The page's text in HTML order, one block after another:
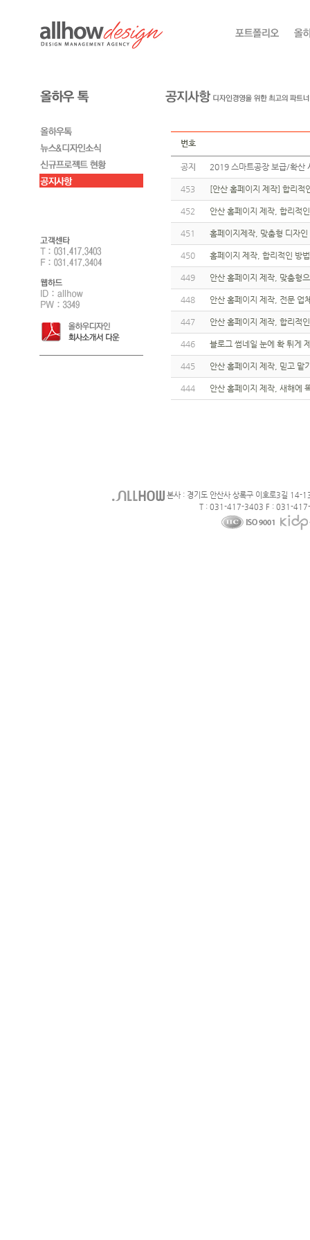
번호
공지 2019 스마트공장 보급/확
453 [안산 홈페이지 제작] 합리적
452 안산 홈페이지 제작, 합리적
451 홈페이지제작, 맞춤형 디자
450 홈페이지 제작, 합리적인 방
449 안산 홈페이지 제작, 맞춤형
448 안산 홈페이지 제작, 전문 업
447 안산 홈페이지 제작, 합리적
446 블로그 썸네일 눈에 확 튀게
445 안산 홈페이지 제작, 믿고 맡
444 안산 홈페이지 제작, 새해에
본사 : 경기도 안산사 상록구 이호로3길 14-
T : 031-417-3403 F : 031-